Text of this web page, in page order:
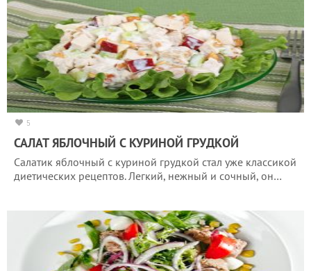
5
САЛАТ ЯБЛОЧНЫЙ С КУРИНОЙ ГРУДКОЙ
Салатик яблочный с куриной грудкой стал уже классикой
диетических рецептов. Легкий, нежный и сочный, он…